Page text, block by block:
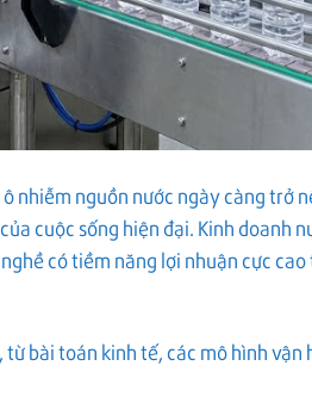
nhiễm nguồn nước ngày càng trở
cuộc sống hiện đại. Kinh doanh
có tiềm năng lợi nhuận cực
bài toán kinh tế, các mô hình